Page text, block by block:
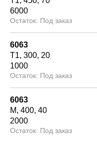
6000
Под заказ
6063
Т1 300 20
1000
Под заказ
6063
М 400 40
2000
Под заказ